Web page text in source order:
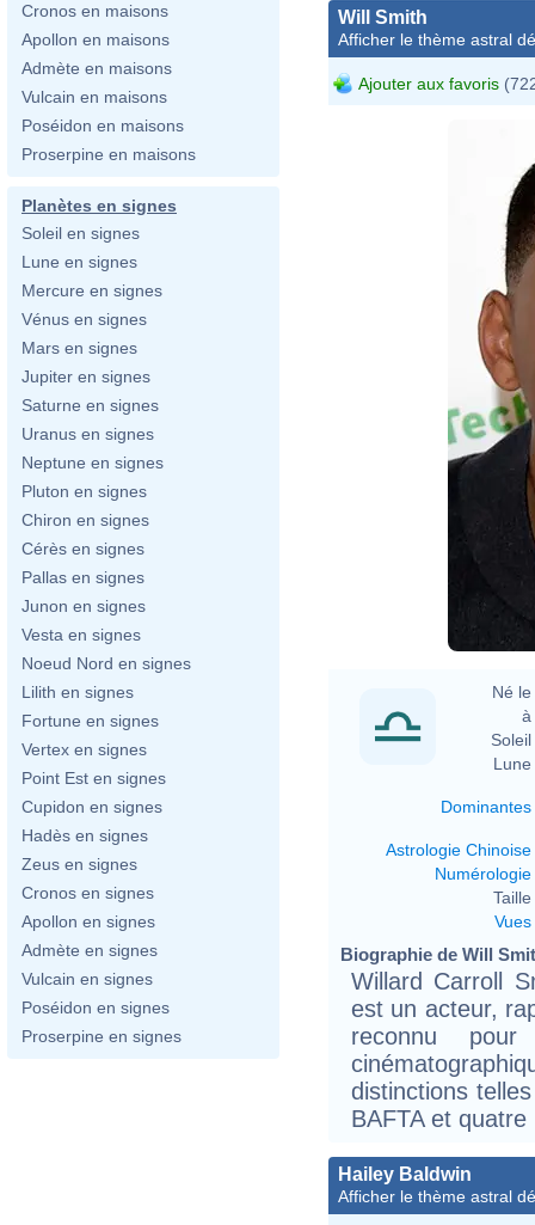
Cronos en maisons
Apollon en maisons
Admète en maisons
Vulcain en maisons
Poséidon en maisons
Proserpine en maisons
Planètes en signes
Soleil en signes
Lune en signes
Mercure en signes
Vénus en signes
Mars en signes
Jupiter en signes
Saturne en signes
Uranus en signes
Neptune en signes
Pluton en signes
Chiron en signes
Cérès en signes
Pallas en signes
Junon en signes
Vesta en signes
Noeud Nord en signes
Lilith en signes
Fortune en signes
Vertex en signes
Point Est en signes
Cupidon en signes
Hadès en signes
Zeus en signes
Cronos en signes
Apollon en signes
Admète en signes
Vulcain en signes
Poséidon en signes
Proserpine en signes
Will Smith
Afficher le thème astral
Ajouter aux favoris
Né le
à
Soleil
Lune
Dominantes
Astrologie Chinoise
Numérologie
Taille
Vues
Biographie de Will
Willard Carroll
est un acteur,
reconnu
distinctions
BAFTA et
Hailey Baldwin
Afficher le thème astral